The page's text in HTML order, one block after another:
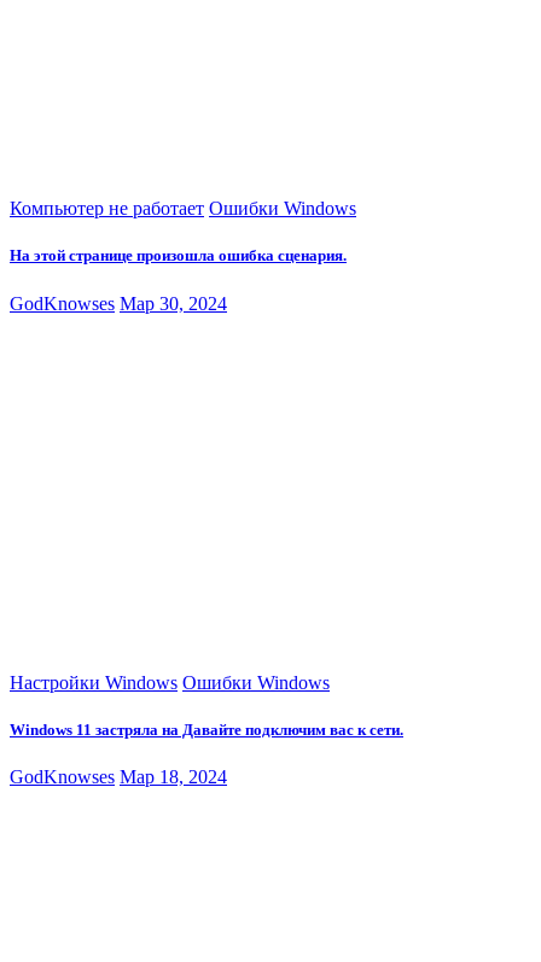
Компьютер не работает Ошибки Windows
На этой странице произошла ошибка сценария.
GodKnowses Мар 30, 2024
Настройки Windows Ошибки Windows
Windows 11 застряла на Давайте подключим вас к сети.
GodKnowses Мар 18, 2024